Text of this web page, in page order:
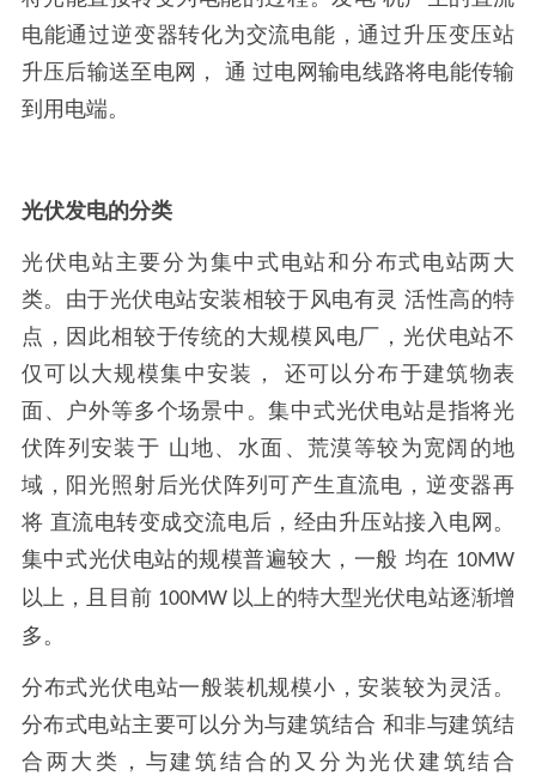
电能通过逆变器转化为交流电能，通过升压变压站
升压后输送至电网，
通 过电网输电线路将电能传输
到用电端。
光伏发电的分类
光伏电站主要分为集中式电站和分布式电站两大
类。由于光伏电站安装相较于风电有灵 活性高的特
点，因此相较于传统的大规模风电厂，光伏电站不
仅可以大规模集中安装，
还可以分布于建筑物表
面、户外等多个场景中。集中式光伏电站是指将光
伏阵列安装于 山地、水面、荒漠等较为宽阔的地
域，阳光照射后光伏阵列可产生直流电，逆变器再
将 直流电转变成交流电后，经由升压站接入电网。
集中式光伏电站的规模普遍较大，一般 均在 10MW
以上，且目前 100MW 以上的特大型光伏电站逐渐增
多。
分布式光伏电站一般装机规模小，安装较为灵活。
分布式电站主要可以分为与建筑结合 和非与建筑结
合两大类，与建筑结合的又分为光伏建筑结合